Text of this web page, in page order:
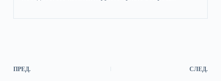
ПРЕД. СЛЕД.